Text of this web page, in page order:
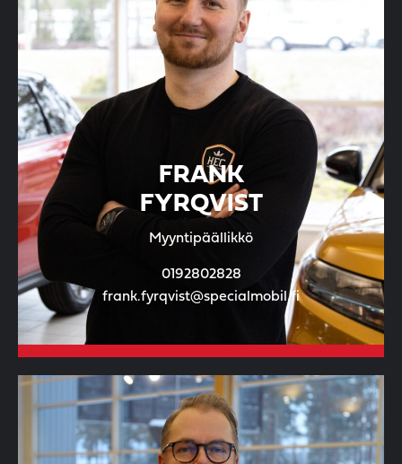
FRANK
FYRQVIST
Myyntipäällikkö
0192802828
frank.fyrqvist@specialmobil.fi